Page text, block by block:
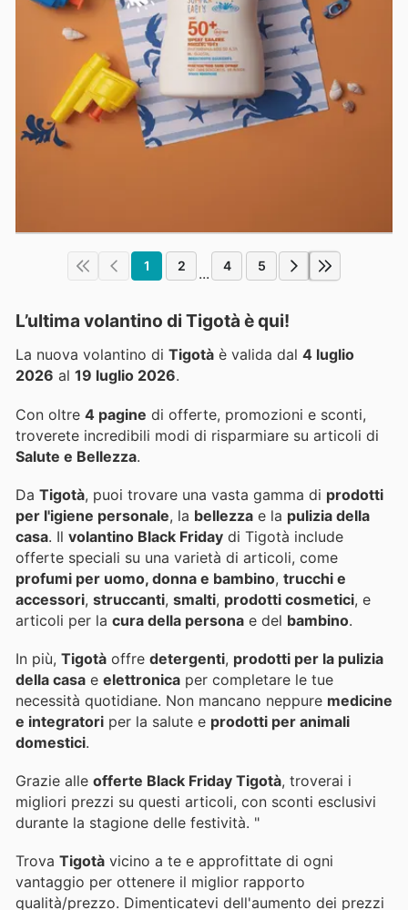
1 2 ... 4 5
L’ultima volantino di Tigotà è qui!
La nuova volantino di Tigotà è valida dal 4 luglio
2026 al 19 luglio 2026.
Con oltre 4 pagine di offerte, promozioni e sconti,
troverete incredibili modi di risparmiare su articoli di
Salute e Bellezza.
Da Tigotà, puoi trovare una vasta gamma di prodotti
per l'igiene personale, la bellezza e la pulizia della
casa. Il volantino Black Friday di Tigotà include
offerte speciali su una varietà di articoli, come
profumi per uomo, donna e bambino, trucchi e
accessori, struccanti, smalti, prodotti cosmetici, e
articoli per la cura della persona e del bambino.
In più, Tigotà offre detergenti, prodotti per la pulizia
della casa e elettronica per completare le tue
necessità quotidiane. Non mancano neppure medicine
e integratori per la salute e prodotti per animali
domestici.
Grazie alle offerte Black Friday Tigotà, troverai i
migliori prezzi su questi articoli, con sconti esclusivi
durante la stagione delle festività. "
Trova Tigotà vicino a te e approfittate di ogni
vantaggio per ottenere il miglior rapporto
qualità/prezzo. Dimenticatevi dell'aumento dei prezzi